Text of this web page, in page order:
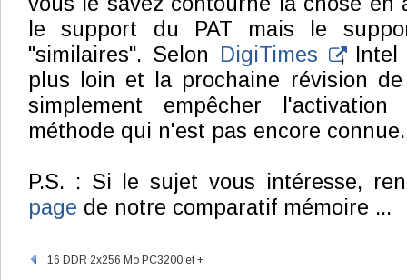
le support du PAT mais le
"similaires". Selon DigiTimes
, Intel
plus loin et la prochaine révision
simplement empêcher
méthode qui n'est pas encore
P.S. : Si le sujet vous intéresse,
page de notre comparatif mémoire ...
16 DDR 2x256 Mo PC3200 et +